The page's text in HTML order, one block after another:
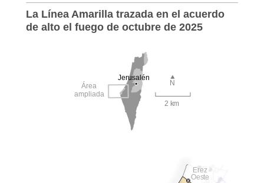
La Línea Amarilla trazada en el acuerdo
de alto el fuego de octubre de 2025
Jerusalén
N
Área
ampliada
2 km
Erez
Oeste